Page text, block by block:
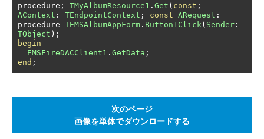
procedure ; TMyAlbumResource1 . Get ( const ;
AContext : TEndpointContext ; const ARequest :
procedure TEMSAlbumAppForm . Button1Click ( Sender :
TObject );
begin
EMSFireDACClient1 . GetData ;
end ;
次のページ
画像を単体でダウンロードする